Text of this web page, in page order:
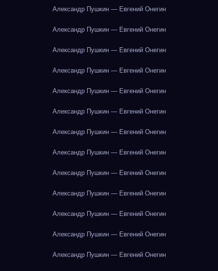
Александр Пушкин — Евгений Онегин
Александр Пушкин — Евгений Онегин
Александр Пушкин — Евгений Онегин
Александр Пушкин — Евгений Онегин
Александр Пушкин — Евгений Онегин
Александр Пушкин — Евгений Онегин
Александр Пушкин — Евгений Онегин
Александр Пушкин — Евгений Онегин
Александр Пушкин — Евгений Онегин
Александр Пушкин — Евгений Онегин
Александр Пушкин — Евгений Онегин
Александр Пушкин — Евгений Онегин
Александр Пушкин — Евгений Онегин